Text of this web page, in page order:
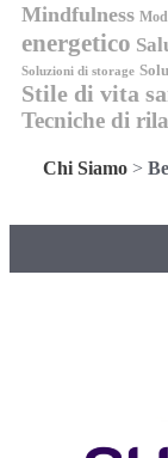
Mindfulness
energetico
Soluzioni di storage
Stile di vita
Tecniche di
Chi Siamo >